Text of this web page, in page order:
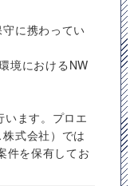
に携わってい
境におけるNW
ます。プロエ
式会社）では
件を保有してお